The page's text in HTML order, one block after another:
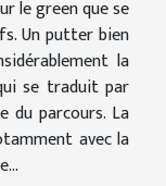
le green que se
Un putter bien
la
se traduit par
du parcours. La
avec la